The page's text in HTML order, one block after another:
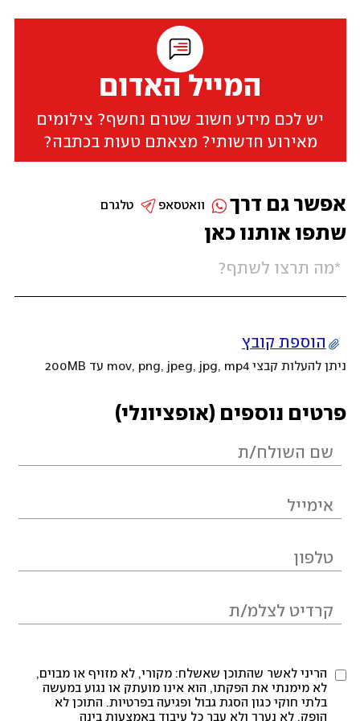
המייל האדום
יש לכם מידע חשוב שטרם נחשף? צילומים
מאירוע חדשותי? מצאתם טעות בכתבה?
שתפו אותנו כאן
הוספת קובץ
ניתן להעלות קבצי mov, png, jpeg, jpg, mp4 עד 200MB
פרטים נוספים (אופציונלי)
הריני לאשר שהתוכן שאשלח: מקורי, לא מזויף או מבוים,
לא מימנתי את הפקתו, הוא אינו מועתק או נגוע במעשה
בלתי חוקי כגון הסגת גבול ופגיעה בפרטיות. התוכן לא
הופק, לא נערך ולא עבר כל עיבוד באמצעות בינה
אפשר גם דרך טלגרם וואטסאפ